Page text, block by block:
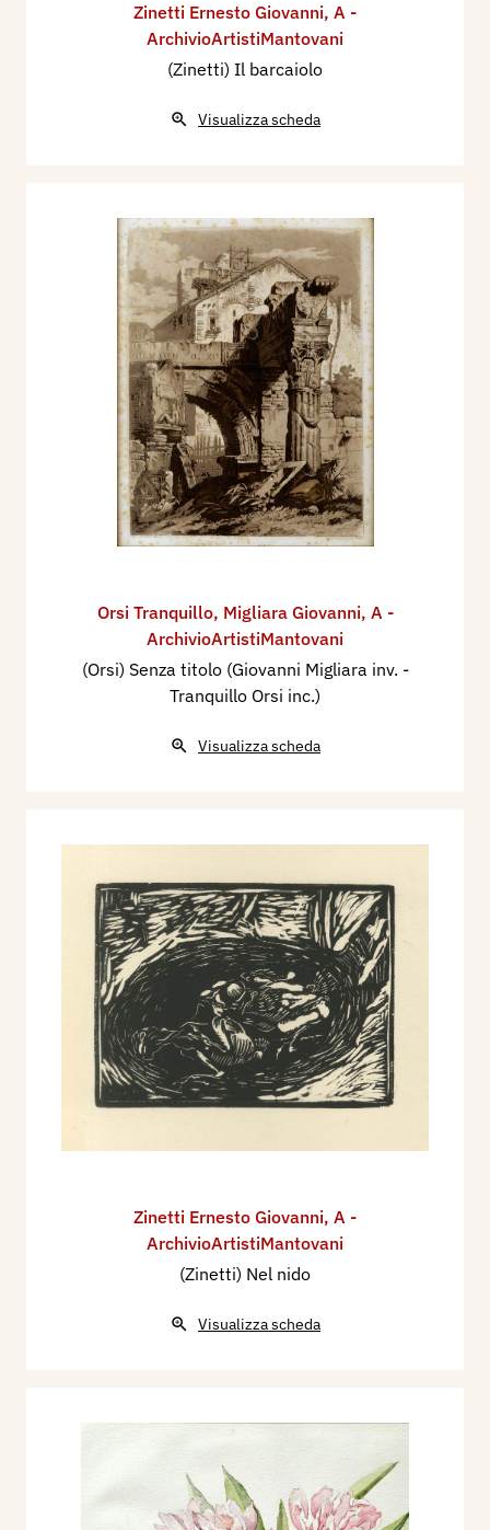
Zinetti Ernesto Giovanni, A -
ArchivioArtistiMantovani
(Zinetti) Il barcaiolo
Visualizza scheda
Orsi Tranquillo, Migliara Giovanni, A -
ArchivioArtistiMantovani
(Orsi) Senza titolo (Giovanni Migliara inv. -
Tranquillo Orsi inc.)
Visualizza scheda
Zinetti Ernesto Giovanni, A -
ArchivioArtistiMantovani
(Zinetti) Nel nido
Visualizza scheda